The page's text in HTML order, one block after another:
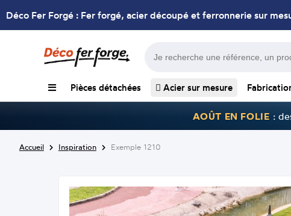
Déco Fer Forgé : Fer forgé, acier découpé et ferronnerie sur
Pièces détachées Acier sur mesure
AOÛT EN FOLIE :
Accueil Inspiration Exemple 1210